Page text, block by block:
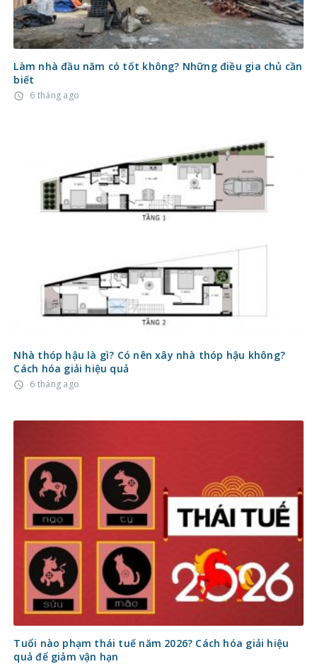
Làm nhà đầu năm có tốt không? Những điều gia chủ cần
biết
access_time 6 tháng ago
Nhà thóp hậu là gì? Có nên xây nhà thóp hậu không?
Cách hóa giải hiệu quả
access_time 6 tháng ago
Tuổi nào phạm thái tuế năm 2026? Cách hóa giải hiệu
quả để giảm vận hạn